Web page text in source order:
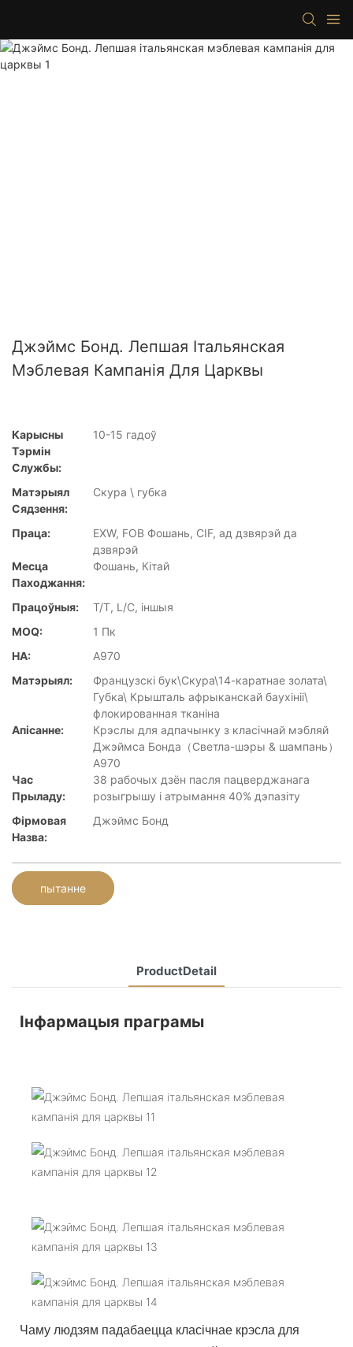
Джэймс Бонд. Лепшая Італьянская
Мэблевая Кампанія Для Царквы
Карысны
Тэрмін
Службы:
10-15 гадоў
Матэрыял
Сядзення:
Скура \ губка
Праца:
EXW, FOB Фошань, CIF, ад дзвярэй да
дзвярэй
Месца
Паходжання:
Фошань, Кітай
Працоўныя:
T/T, L/C, іншыя
MOQ:
1 Пк
НА:
A970
Матэрыял:
Французскі бук\Скура\14-каратнае золата\
Губка\ Крышталь афрыканскай баухініі\
флокированная тканіна
Апісанне:
Крэслы для адпачынку з класічнай мэбляй
Джэймса Бонда（Светла-шэры & шампань）
A970
Час
Прыладу:
38 рабочых дзён пасля пацверджанага
розыгрышу і атрымання 40% дэпазіту
Фірмовая
Назва:
Джэймс Бонд
пытанне
ProductDetail
Інфармацыя праграмы
Чаму людзям падабаецца класічнае крэсла для